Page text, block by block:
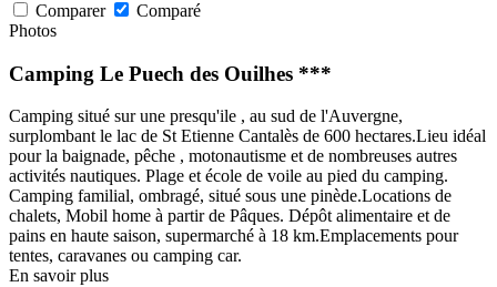
Comparer
Comparé
Photos
Camping Le Puech des Ouilhes ***
Camping situé sur une presqu'ile , au sud de l'Auvergne,
surplombant le lac de St Etienne Cantalès de 600 hectares.Lieu idéal
pour la baignade, pêche , motonautisme et de nombreuses autres
activités nautiques. Plage et école de voile au pied du camping.
Camping familial, ombragé, situé sous une pinède.Locations de
chalets, Mobil home à partir de Pâques. Dépôt alimentaire et de
pains en haute saison, supermarché à 18 km.Emplacements pour
tentes, caravanes ou camping car.
En savoir plus